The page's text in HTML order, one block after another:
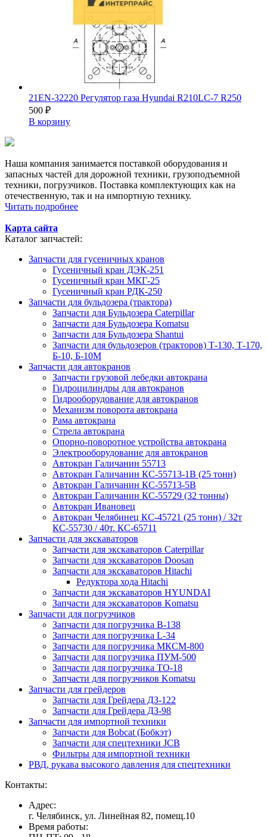
21EN-32220 Регулятор газа Hyundai R210LC-7 R250
500 ₽
В корзину
Наша компания занимается поставкой оборудования и
запасных частей для дорожной техники, грузоподъемной
техники, погрузчиков. Поставка комплектующих как на
отечественную, так и на импортную технику.
Читать подробнее
Карта сайта
Каталог запчастей:
Запчасти для гусеничных кранов
Гусеничный кран ДЭК-251
Гусеничный кран МКГ-25
Гусеничный кран РДК-250
Запчасти для бульдозера (трактора)
Запчасти для Бульдозера Caterpillar
Запчасти для Бульдозера Komatsu
Запчасти для Бульдозера Shantui
Запчасти для бульдозеров (тракторов) Т-130, Т-170,
Б-10, Б-10М
Запчасти для автокранов
Запчасти грузовой лебедки автокрана
Гидроцилиндры для автокранов
Гидрооборудование для автокранов
Механизм поворота автокрана
Рама автокрана
Стрела автокрана
Опорно-поворотное устройства автокрана
Электрооборудование для автокранов
Автокран Галичанин 55713
Автокран Галичанин КС-55713-1В (25 тонн)
Автокран Галичанин КС-55713-5В
Автокран Галичанин КС-55729 (32 тонны)
Автокран Ивановец
Автокран Челябинец КС-45721 (25 тонн) / 32т
КС-55730 / 40т. КС-65711
Запчасти для экскаваторов
Запчасти для экскаваторов Caterpillar
Запчасти для экскаваторов Doosan
Запчасти для экскаваторов Hitachi
Редуктора хода Hitachi
Запчасти для экскаваторов HYUNDAI
Запчасти для экскаваторов Komatsu
Запчасти для погрузчиков
Запчасти для погрузчика B-138
Запчасти для погрузчика L-34
Запчасти для погрузчика МКСМ-800
Запчасти для погрузчика ПУМ-500
Запчасти для погрузчика ТО-18
Запчасти для погрузчиков Komatsu
Запчасти для грейдеров
Запчасти для Грейдера ДЗ-122
Запчасти для Грейдера ДЗ-98
Запчасти для импортной техники
Запчасти для Bobcat (Бобкэт)
Запчасти для спецтехники JCB
Фильтры для импортной техники
РВД, рукава высокого давления для спецтехники
Контакты:
Адрес:
г. Челябинск, ул. Линейная 82, помещ.10
Время работы: